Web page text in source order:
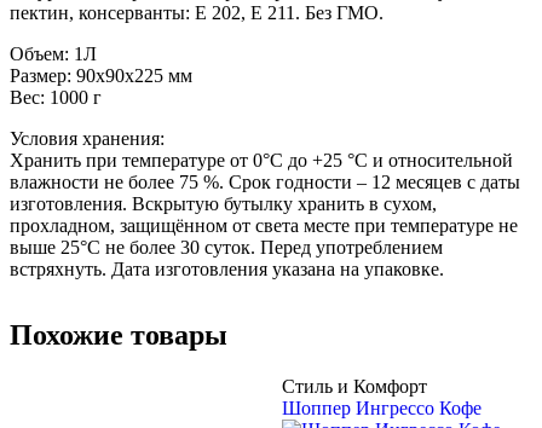
пектин, консерванты: Е 202, Е 211. Без ГМО.
Объем: 1Л
Размер: 90x90x225 мм
Вес: 1000 г
Условия хранения:
Хранить при температуре от 0°С до +25 °C и относительной
влажности не более 75 %. Срок годности – 12 месяцев с даты
изготовления. Вскрытую бутылку хранить в сухом,
прохладном, защищённом от света месте при температуре не
выше 25°C не более 30 суток. Перед употреблением
встряхнуть. Дата изготовления указана на упаковке.
Похожие товары
Стиль и Комфорт
Шоппер Ингрессо Кофе